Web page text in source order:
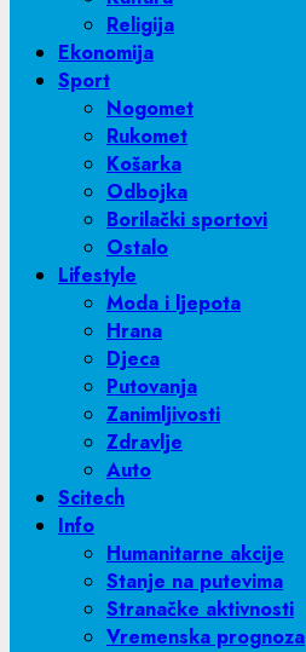
Religija
Ekonomija
Sport
Nogomet
Rukomet
Košarka
Odbojka
Borilački sportovi
Ostalo
Lifestyle
Moda i ljepota
Hrana
Djeca
Putovanja
Zanimljivosti
Zdravlje
Auto
Scitech
Info
Humanitarne akcije
Stanje na putevima
Stranačke aktivnosti
Vremenska prognoza